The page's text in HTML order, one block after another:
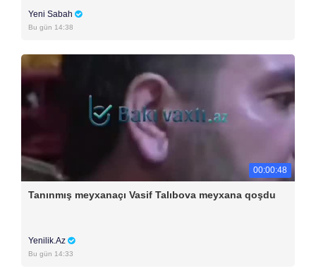
Yeni Sabah
Bu gün 14:38
00:00:48
Tanınmış meyxanaçı Vasif Talıbova meyxana qoşdu
Yenilik.Az
Bu gün 14:33